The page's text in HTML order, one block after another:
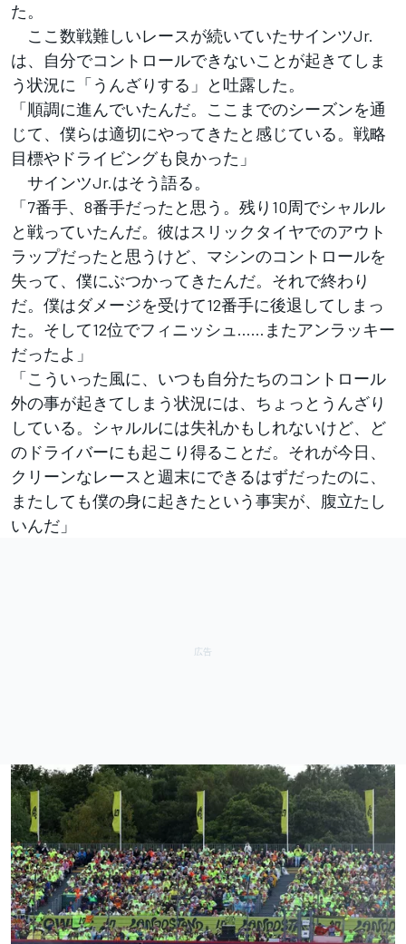
た。
ここ数戦難しいレースが続いていたサインツJr.
は、自分でコントロールできないことが起きてしま
う状況に「うんざりする」と吐露した。
「順調に進んでいたんだ。ここまでのシーズンを通
じて、僕らは適切にやってきたと感じている。戦略
目標やドライビングも良かった」
サインツJr.はそう語る。
「7番手、8番手だったと思う。残り10周でシャルル
と戦っていたんだ。彼はスリックタイヤでのアウト
ラップだったと思うけど、マシンのコントロールを
失って、僕にぶつかってきたんだ。それで終わり
だ。僕はダメージを受けて12番手に後退してしまっ
た。そして12位でフィニッシュ……またアンラッキー
だったよ」
「こういった風に、いつも自分たちのコントロール
外の事が起きてしまう状況には、ちょっとうんざり
している。シャルルには失礼かもしれないけど、ど
のドライバーにも起こり得ることだ。それが今日、
クリーンなレースと週末にできるはずだったのに、
またしても僕の身に起きたという事実が、腹立たし
いんだ」